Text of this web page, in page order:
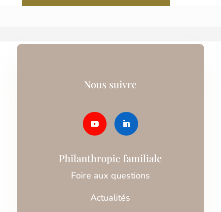
Nous suivre
Philanthropie familiale
Foire aux questions
Actualités